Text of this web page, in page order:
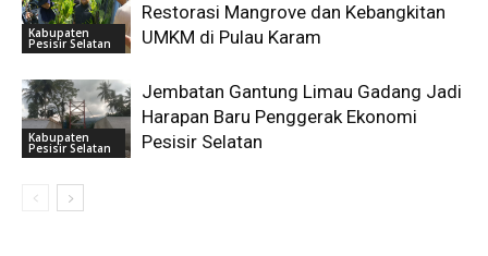
Kabupaten
Pesisir Selatan
Restorasi Mangrove dan Kebangkitan
UMKM di Pulau Karam
Kabupaten
Pesisir Selatan
Jembatan Gantung Limau Gadang Jadi
Harapan Baru Penggerak Ekonomi
Pesisir Selatan